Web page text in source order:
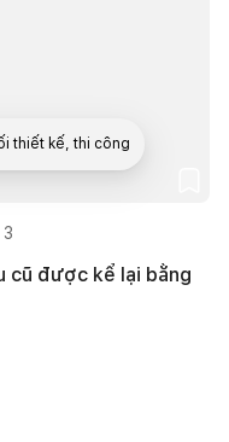
3
cũ được kể lại bằng
thiết kế, thi công
hoàn thiện nhà